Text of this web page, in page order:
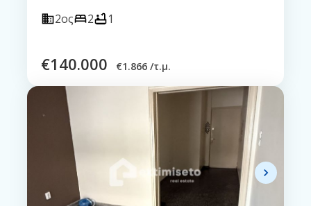
2ος
2 1
€140.000 €1.866 /τ.μ.